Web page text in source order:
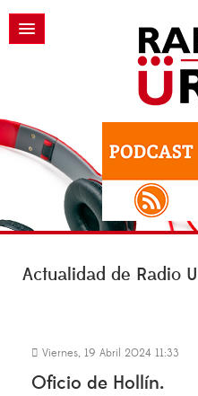
Actualidad de Radio
Viernes, 19 Abril 2024 11:33
Oficio de Hollín.